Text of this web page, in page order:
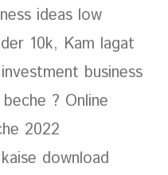
ideas low
10k, Kam lagat
business
? Online
2022
download